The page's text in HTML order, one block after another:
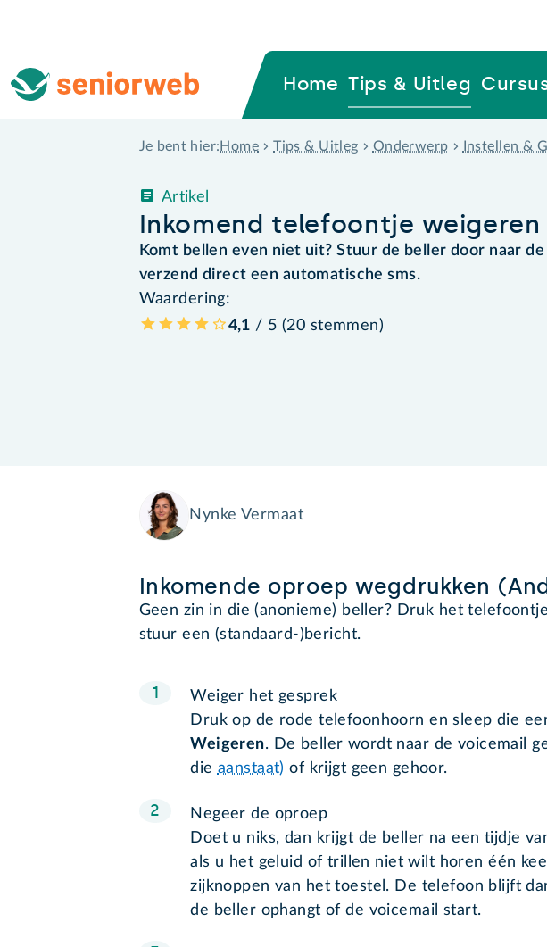
Home Tips & Uitleg
Je bent hier: Home Tips & Uitleg Onderwerp Instellen &
Inkomend telefoontje weigeren
Artikel
Komt bellen even niet uit? Stuur de beller door naar
verzend direct een automatische sms.
Waardering:
4,1 / 5 (20 stemmen)
Nynke Vermaat
Inkomende oproep wegdrukken
Geen zin in die (anonieme) beller? Druk het
stuur een (standaard-)bericht.
Weiger het gesprek
Druk op de rode telefoonhoorn en sleep die
Weigeren. De beller wordt naar de voicemail
die aanstaat) of krijgt geen gehoor.
Negeer de oproep
Doet u niks, dan krijgt de beller na een tijdje
als u het geluid of trillen niet wilt horen één
zijknoppen van het toestel. De telefoon blijft
de beller ophangt of de voicemail start.